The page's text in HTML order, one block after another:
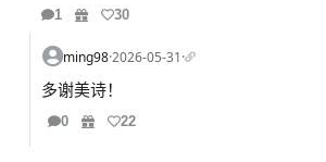
1 30
ming98·2026-05-31·
多谢美诗！
0 22